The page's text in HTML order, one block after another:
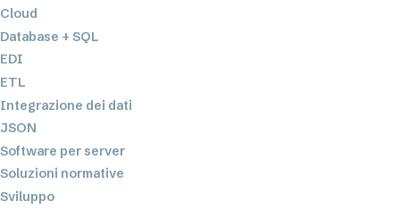
Cloud
Database + SQL
EDI
ETL
Integrazione dei dati
JSON
Software per server
Soluzioni normative
Sviluppo